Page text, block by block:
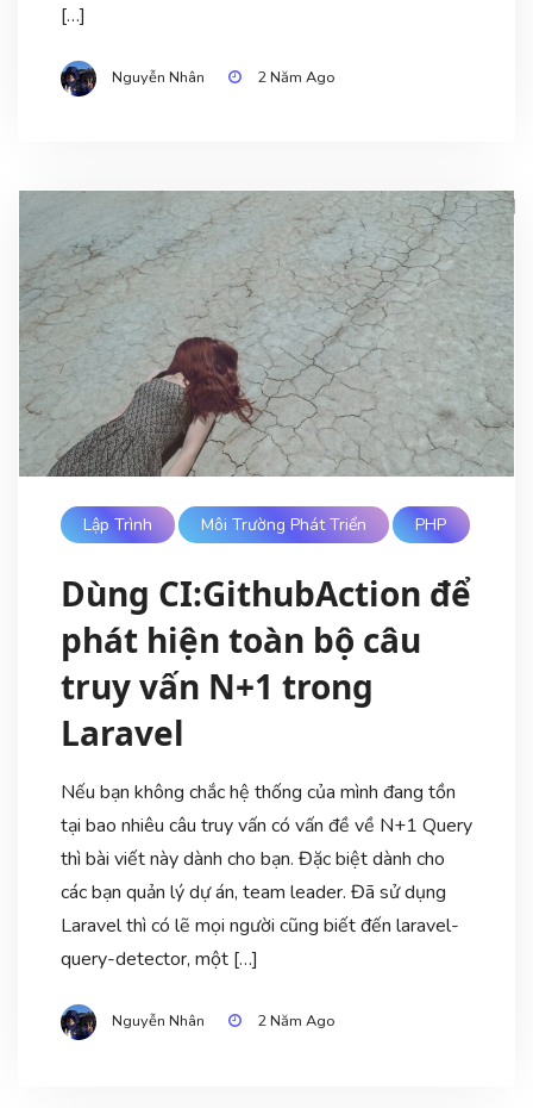
[…]
Nguyễn Nhân 2 Năm Ago
Lập Trình Môi Trường Phát Triển PHP
Dùng CI:GithubAction để
phát hiện toàn bộ câu
truy vấn N+1 trong
Laravel
Nếu bạn không chắc hệ thống của mình đang tồn
tại bao nhiêu câu truy vấn có vấn đề về N+1 Query
thì bài viết này dành cho bạn. Đặc biệt dành cho
các bạn quản lý dự án, team leader. Đã sử dụng
Laravel thì có lẽ mọi người cũng biết đến laravel-
query-detector, một […]
Nguyễn Nhân 2 Năm Ago